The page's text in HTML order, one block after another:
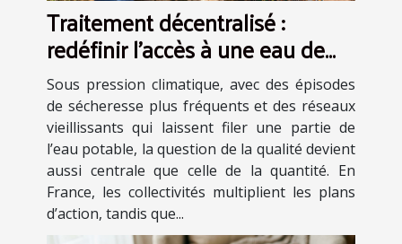
Traitement décentralisé :
redéfinir l’accès à une eau de
qualité
Sous pression climatique, avec des épisodes
de sécheresse plus fréquents et des réseaux
vieillissants qui laissent filer une partie de
l’eau potable, la question de la qualité devient
aussi centrale que celle de la quantité. En
France, les collectivités multiplient les plans
d’action, tandis que...